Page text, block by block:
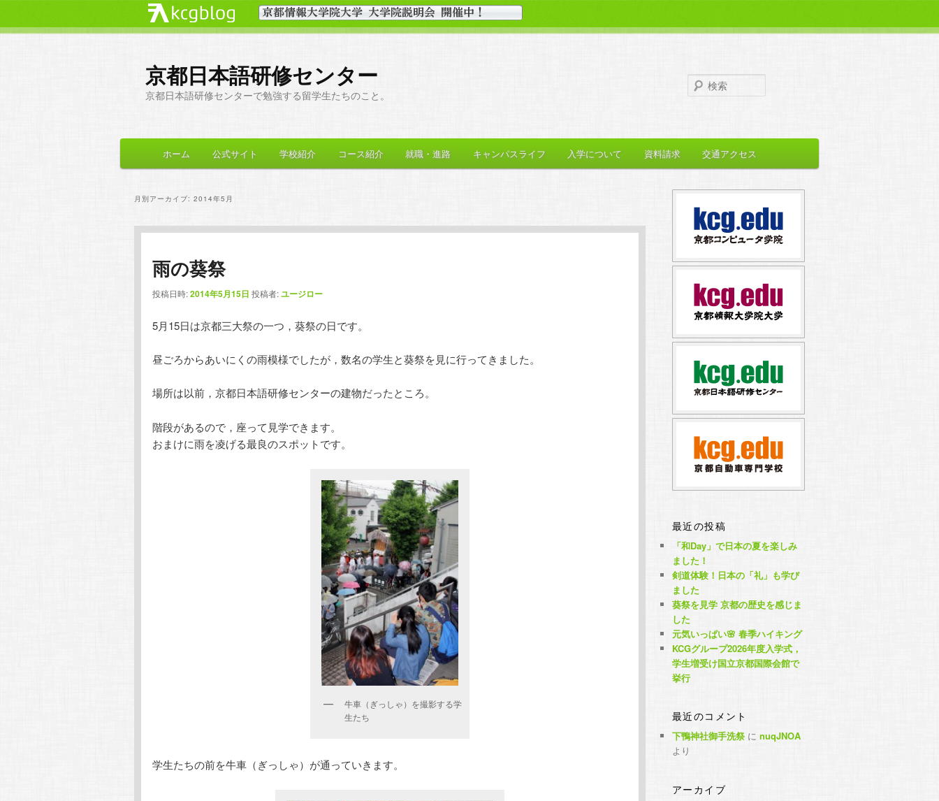
京都日本語研修センター
京都日本語研修センターで勉強する留学生たちのこと。
イ
メ
ン
ン
テ
ン
ツ
へ
サ
コ
テ
ン
ツ
へ
移
ホーム 公式サイト 学校紹介 コース紹介 就職・進路 キャンパスライフ 入学について 資料請求 交通アクセス
月別アーカイブ: 2014年5月
雨の葵祭
投稿日時:2014年5月15日 投稿者:ユージロー
5月15日は京都三大祭の一つ，葵祭の日です。
昼ごろからあいにくの雨模様でしたが，数名の学生と葵祭を見に行ってきました。
場所は以前，京都日本語研修センターの建物だったところ。
階段があるので，座って見学できます。
おまけに雨を凌げる最良のスポットです。
牛車（ぎっしゃ）を撮影する学
生たち
学生たちの前を牛車（ぎっしゃ）が通っていきます。
最近の投稿
「和Day」で日本の夏を楽しみ
ました！
剣道体験！日本の「礼」も学び
ました
葵祭を見学 京都の歴史を感じま
した
元気いっぱい🌸 春季ハイキング
KCGグループ2026年度入学式，
学生増受け国立京都国際会館で
挙行
最近のコメント
下鴨神社御手洗祭 に nuqJNOA
より
アーカイブ